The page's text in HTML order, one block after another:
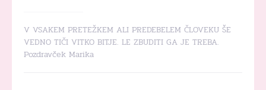
V VSAKEM PRETEŽKEM ALI PREDEBELEM ČLOVEKU ŠE
VEDNO TIČI VITKO BITJE. LE ZBUDITI GA JE TREBA.
Pozdravček Marika